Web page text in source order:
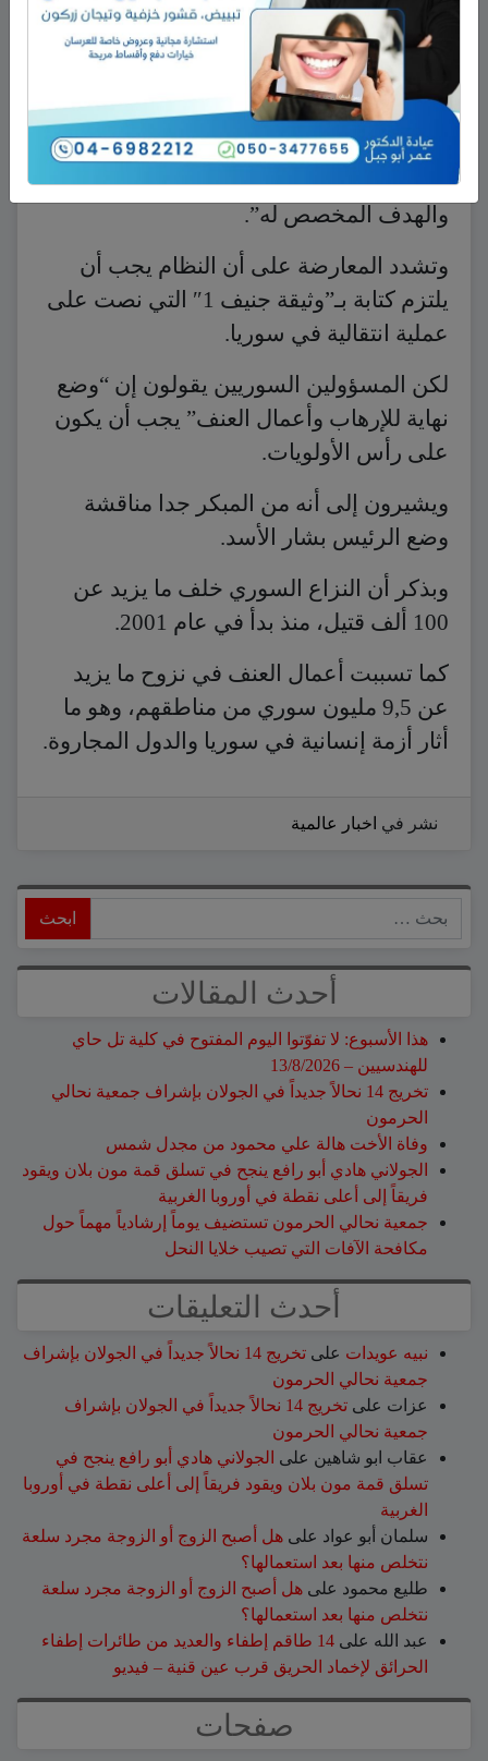
الجانبين سيحاولان أولا الاجتماع بشأن القضايا
الانسانية والتبادل المحتمل للسجناء، ووصفها
بأنها “أنصاف خطوات”.
وقالت بثينة شعبان مستشارة الرئيس بشار
الاسد “اعتقد ان هذا يقلل من اهمية المؤتمر
والهدف المخصص له”.
وتشدد المعارضة على أن النظام يجب أن
يلتزم كتابة بـ”وثيقة جنيف 1″ التي نصت على
عملية انتقالية في سوريا.
لكن المسؤولين السوريين يقولون إن “وضع
نهاية للإرهاب وأعمال العنف” يجب أن يكون
على رأس الأولويات.
ويشيرون إلى أنه من المبكر جدا مناقشة
وضع الرئيس بشار الأسد.
وبذكر أن النزاع السوري خلف ما يزيد عن
100 ألف قتيل، منذ بدأ في عام 2001.
كما تسببت أعمال العنف في نزوح ما يزيد
عن 9,5 مليون سوري من مناطقهم، وهو ما
أثار أزمة إنسانية في سوريا والدول المجاروة.
نشر في اخبار عالمية
أحدث المقالات
هذا الأسبوع: لا تفوّتوا اليوم المفتوح في كلية تل حاي
للهندسيين – 13/8/2026
تخريج 14 نحالاً جديداً في الجولان بإشراف جمعية نحالي
الحرمون
وفاة الأخت هالة علي محمود من مجدل شمس
الجولاني هادي أبو رافع ينجح في تسلق قمة مون بلان ويقود
فريقاً إلى أعلى نقطة في أوروبا الغربية
جمعية نحالي الحرمون تستضيف يوماً إرشادياً مهماً حول
مكافحة الآفات التي تصيب خلايا النحل
أحدث التعليقات
نبيه عويدات على
تخريج 14 نحالاً جديداً في الجولان بإشراف
جمعية نحالي الحرمون
عزات على
تخريج 14 نحالاً جديداً في الجولان بإشراف
جمعية نحالي الحرمون
عقاب ابو شاهين على الجولاني هادي أبو رافع ينجح في
تسلق قمة مون بلان ويقود فريقاً إلى أعلى نقطة في أوروبا
الغربية
سلمان أبو عواد على هل أصبح الزوج أو الزوجة مجرد سلعة
نتخلص منها بعد استعمالها؟
طليع محمود على هل أصبح الزوج أو الزوجة مجرد سلعة
نتخلص منها بعد استعمالها؟
عبد الله على
14 طاقم إطفاء والعديد من طائرات إطفاء
الحرائق لإخماد الحريق قرب عين قنية – فيديو
صفحات